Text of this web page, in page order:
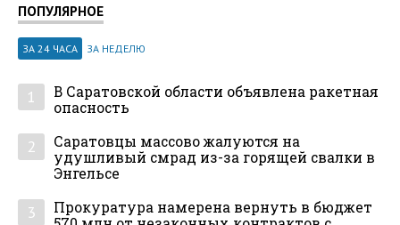
ПОПУЛЯРНОЕ
ЗА 24 ЧАСА ЗА НЕДЕЛЮ
1
В Саратовской области объявлена ракетная
опасность
2
Саратовцы массово жалуются на
удушливый смрад из-за горящей свалки в
Энгельсе
3
Прокуратура намерена вернуть в бюджет